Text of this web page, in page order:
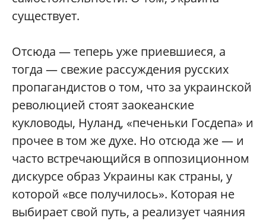
существует.
Отсюда — теперь уже приевшиеся, а
тогда — свежие рассуждения русских
пропагандистов о том, что за украинской
революцией стоят заокеанские
кукловоды, Нуланд, «печеньки Госдепа» и
прочее в том же духе. Но отсюда же — и
часто встречающийся в оппозиционном
дискурсе образ Украины как страны, у
которой «все получилось». Которая не
выбирает свой путь, а реализует чаяния